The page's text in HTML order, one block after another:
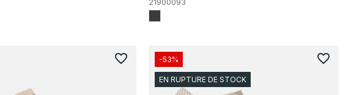
21900093
favorite_border -53%
EN RUPTURE DE STOCK
favorite_border